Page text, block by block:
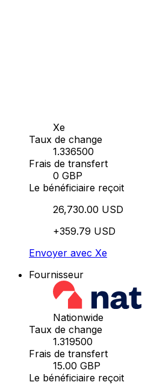
Xe
Taux de change
1.336500
Frais de transfert
0 GBP
Le bénéficiaire reçoit
26,730.00 USD
+359.79 USD
Envoyer avec Xe
Fournisseur
Nationwide
Taux de change
1.319500
Frais de transfert
15.00 GBP
Le bénéficiaire reçoit